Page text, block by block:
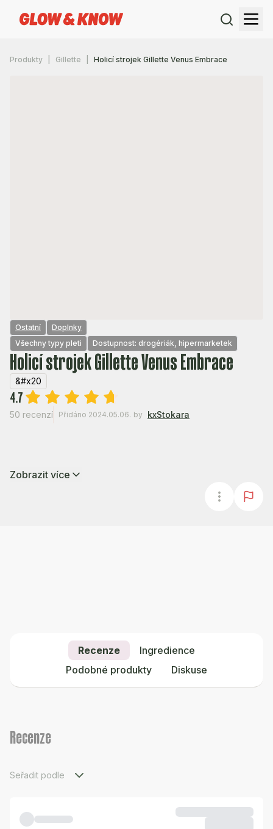
Produkty Gillette Holicí strojek Gillette Venus Embrace
Ostatní
Doplnky
Všechny typy pleti
Dostupnost: drogériák, hipermarketek
Holicí strojek Gillette Venus Embrace
&#x20
4.7
50 recenzí Přidáno 2024.05.06. by kxStokara
Zobrazit více
Recenze
Ingredience
Podobné produkty
Diskuse
Recenze
Seřadit podle